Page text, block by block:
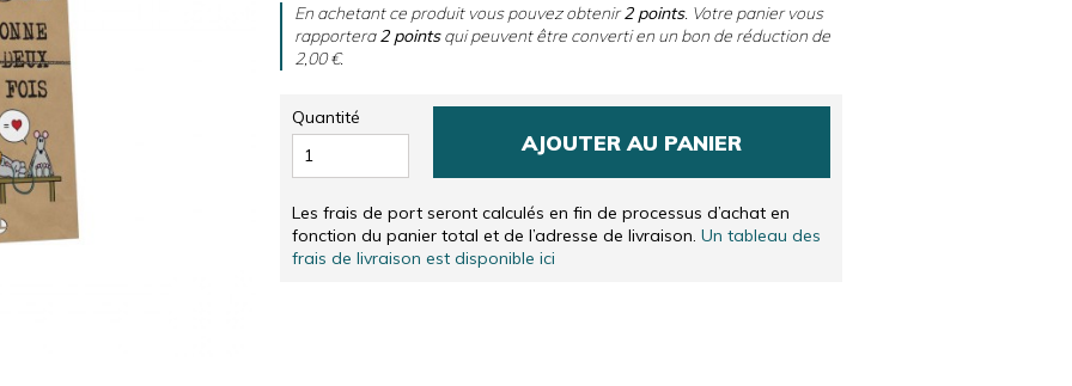
En achetant ce produit vous pouvez obtenir2points. Votre panier vous
rapportera2pointsqui peuvent être converti en un bon de réduction de
2,00 €.
Quantité
AJOUTER AU PANIER
Les frais de port seront calculés en fin de processus d’achat en
fonction du panier total et de l’adresse de livraison. Un tableau des
frais de livraison est disponible ici